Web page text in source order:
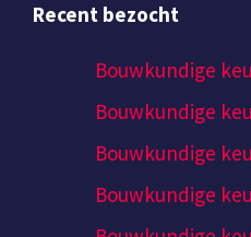
Recent bezocht
Bouwkundige
Bouwkundige
Bouwkundige
Bouwkundige